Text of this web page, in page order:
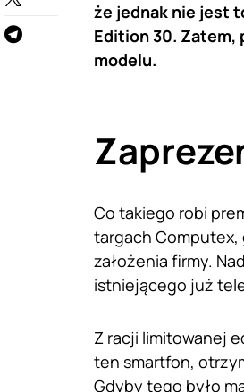
że jednak nie jest
Edition 30. Zatem,
modelu.
Co takiego robi
targach
założenia firmy.
istniejącego już
Z racji limitowanej
ten smartfon,
Gdyby tego było